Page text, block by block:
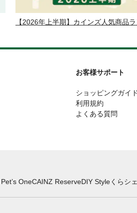
【2026年上半期】カインズ人気商品
お客様サポート
ショッピングガイド
利用規約
よくある質問
Pet’s OneCAINZ ReserveDIY Styleくらシ